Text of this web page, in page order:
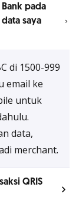
pada
saya
di 1500-999
email ke
untuk
data,
merchant.
QRIS